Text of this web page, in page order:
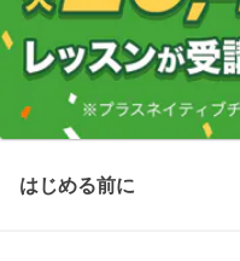
はじめる前に